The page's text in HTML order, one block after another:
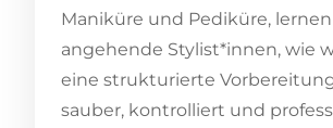
Maniküre und Pediküre, lernen
angehende Stylist*innen, wie
eine strukturierte
sauber, kontrolliert und